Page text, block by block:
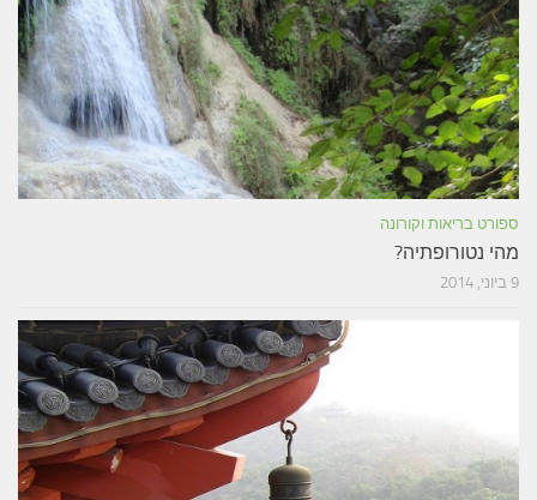
ספורט בריאות וקורונה
מהי נטורופתיה?
9 ביוני, 2014